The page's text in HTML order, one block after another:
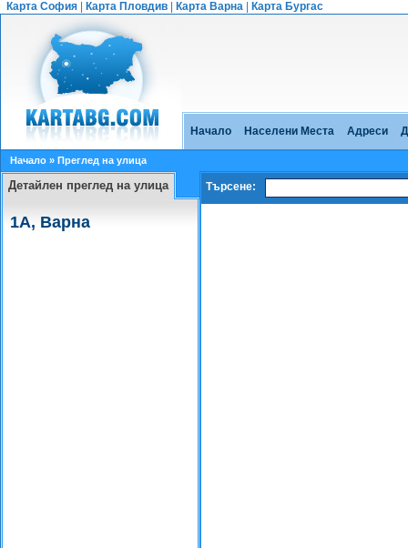
Карта София Карта Пловдив Карта Варна Карта Бургас
Начало Населени Места Адреси
Начало » Преглед на улица
Детайлен преглед на улица
1A, Варна
Търсене: